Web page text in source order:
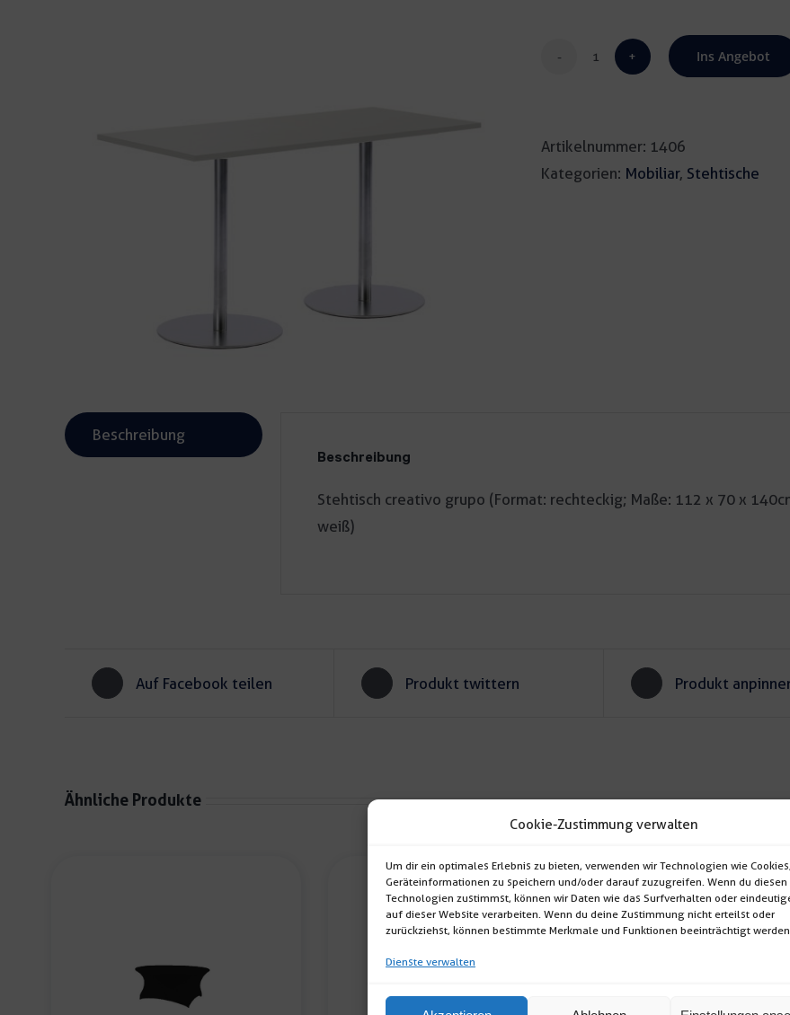
Cookie-Zustimmung verwalten
Um dir ein optimales Erlebnis zu bieten, verwenden wir Technologien wie
Geräteinformationen zu speichern und/oder darauf zuzugreifen. Wenn du diesen
Technologien zustimmst, können wir Daten wie das Surfverhalten oder
auf dieser Website verarbeiten. Wenn du deine Zustimmung nicht erteilst oder
zurückziehst, können bestimmte Merkmale und Funktionen beeinträchtigt werden.
Dienste verwalten
Stehtisch
weiß
Menge
Ins Angebot
Artikelnummer: 1406
Kategorien: Mobiliar, Stehtische
Beschreibung
Beschreibung
Stehtisch creativo grupo (Format: rechteckig; Maße: 112 x 70 x
weiß)
Auf Facebook teilen Produkt twittern Produkt
Ähnliche Produkte